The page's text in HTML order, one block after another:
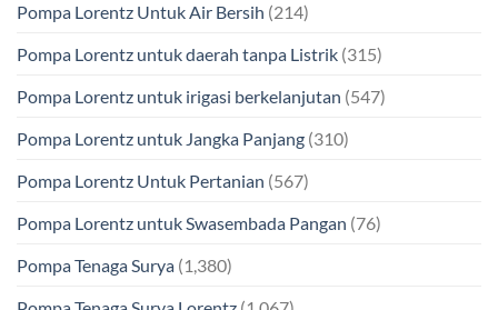
Pompa Lorentz Untuk Air Bersih (214)
Pompa Lorentz untuk daerah tanpa Listrik (315)
Pompa Lorentz untuk irigasi berkelanjutan (547)
Pompa Lorentz untuk Jangka Panjang (310)
Pompa Lorentz Untuk Pertanian (567)
Pompa Lorentz untuk Swasembada Pangan (76)
Pompa Tenaga Surya (1,380)